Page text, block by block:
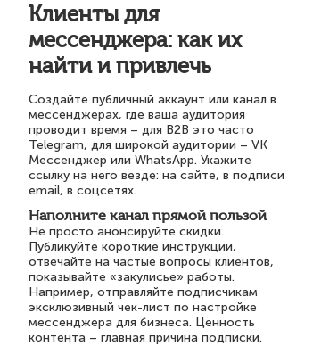
Клиенты для
мессенджера: как их
найти и привлечь
Создайте публичный аккаунт или канал в
мессенджерах, где ваша аудитория
проводит время – для B2B это часто
Telegram, для широкой аудитории – VK
Мессенджер или WhatsApp. Укажите
ссылку на него везде: на сайте, в подписи
email, в соцсетях.
Наполните канал прямой пользой
Не просто анонсируйте скидки.
Публикуйте короткие инструкции,
отвечайте на частые вопросы клиентов,
показывайте «закулисье» работы.
Например, отправляйте подписчикам
эксклюзивный чек-лист по настройке
мессенджера для бизнеса. Ценность
контента – главная причина подписки.